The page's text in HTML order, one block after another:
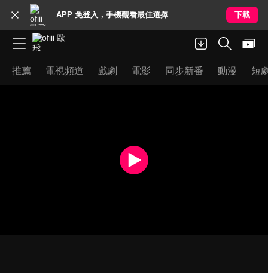
APP 免登入，手機觀看最佳選擇 下載
推薦 電視頻道 戲劇 電影 同步新番 動漫 短